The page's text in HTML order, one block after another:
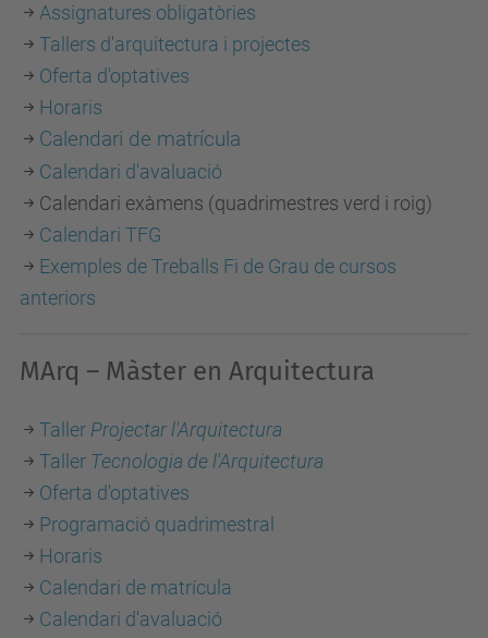
Assignatures obligatòries
Tallers d'arquitectura i projectes
Oferta d'optatives
Horaris
Calendari de matrícula
Calendari d'avaluació
Calendari exàmens (quadrimestres verd i roig)
Calendari TFG
Exemples de Treballs Fi de Grau de cursos
anteriors
MArq – Màster en Arquitectura
Taller Projectar l'Arquitectura
Taller Tecnologia de l'Arquitectura
Oferta d'optatives
Programació quadrimestral
Horaris
Calendari de matrícula
Calendari d'avaluació